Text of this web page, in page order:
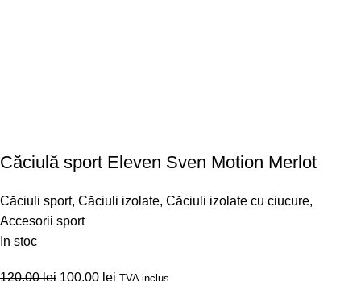
Căciulă sport Eleven Sven Motion Merlot
Căciuli sport, Căciuli izolate, Căciuli izolate cu ciucure,
Accesorii sport
In stoc
120,00lei 100,00 lei TVA inclus